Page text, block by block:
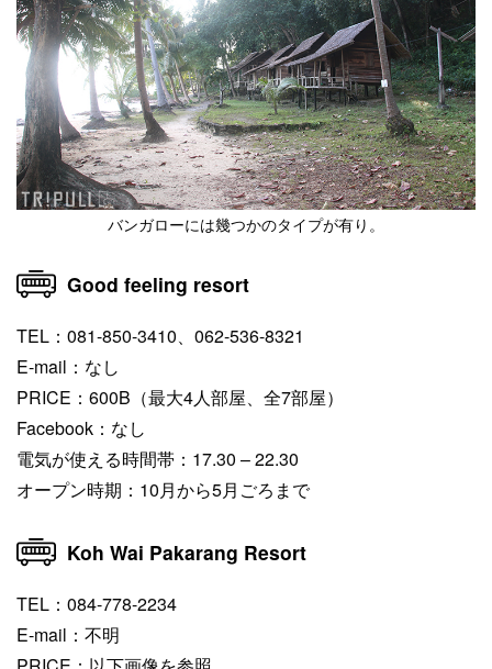
バンガローには幾つかのタイプが有り。
Good feeling resort
TEL：081-850-3410、062-536-8321
E-mail：なし
PRICE：600B（最大4人部屋、全7部屋）
Facebook：なし
電気が使える時間帯：17.30 – 22.30
オープン時期：10月から5月ごろまで
Koh Wai Pakarang Resort‎
TEL：084-778-2234
E-mail：不明